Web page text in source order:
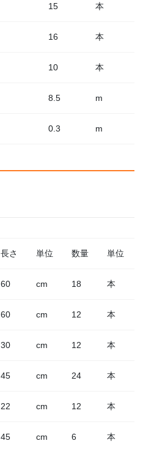
15 本
16 本
10 本
8.5 m
0.3 m
長さ 単位 数量 単位
60 cm 18 本
60 cm 12 本
30 cm 12 本
45 cm 24 本
22 cm 12 本
45 cm 6 本